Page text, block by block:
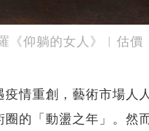
《仰躺的女人》︳估
疫情重創，藝術市場人
圈的「動盪之年」。然